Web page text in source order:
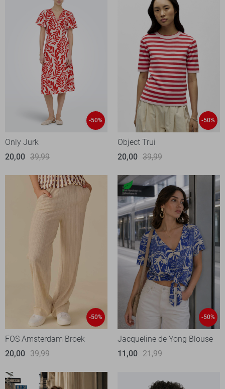
-50%
Only Jurk
20,00 39,99
-50%
Object Trui
20,00 39,99
-50%
FOS Amsterdam Broek
20,00 39,99
-50%
Jacqueline de Yong Blouse
11,00 21,99